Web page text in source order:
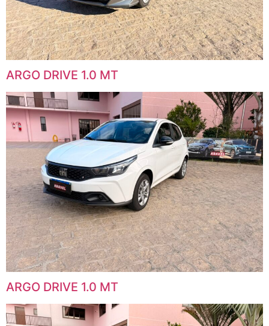
ARGO DRIVE 1.0 MT
ARGO DRIVE 1.0 MT